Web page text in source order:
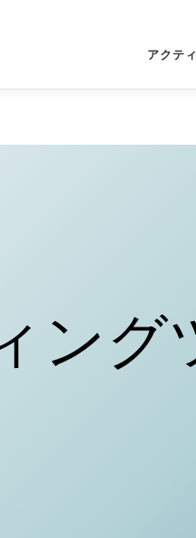
アクテ
ング